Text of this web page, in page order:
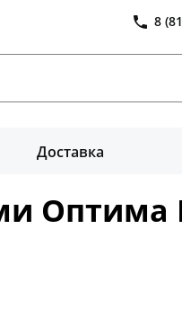
8
Доставка
Оптима